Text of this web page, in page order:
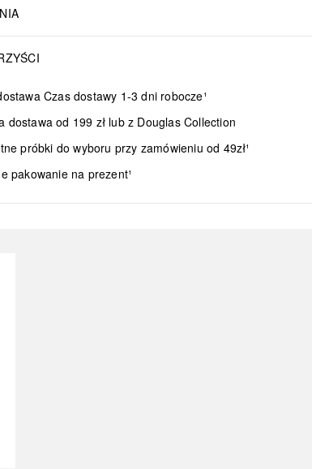
Czas dostawy 1-3 dni robocze¹
dostawa od 199 zł lub z Douglas Collection
próbki do wyboru przy zamówieniu od 49zł¹
pakowanie na prezent¹